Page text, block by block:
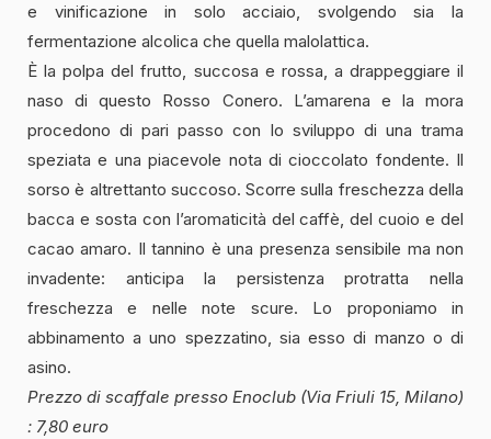
e vinificazione in solo acciaio, svolgendo sia la
fermentazione alcolica che quella malolattica.
È la polpa del frutto, succosa e rossa, a drappeggiare il
naso di questo Rosso Conero. L’amarena e la mora
procedono di pari passo con lo sviluppo di una trama
speziata e una piacevole nota di cioccolato fondente. Il
sorso è altrettanto succoso. Scorre sulla freschezza della
bacca e sosta con l’aromaticità del caffè, del cuoio e del
cacao amaro. Il tannino è una presenza sensibile ma non
invadente: anticipa la persistenza protratta nella
freschezza e nelle note scure. Lo proponiamo in
abbinamento a uno spezzatino, sia esso di manzo o di
asino.
Prezzo di scaffale presso Enoclub (Via Friuli 15, Milano)
: 7,80 euro